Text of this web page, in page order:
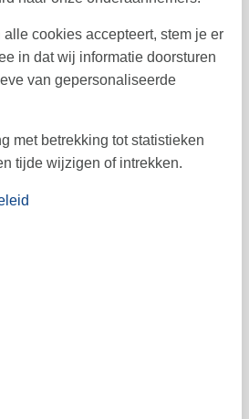
16 17 18 19 20
23 24 25 26
cookies accepteert, stem je er
in dat wij informatie doorsturen
van gepersonaliseerde
met betrekking tot statistieken
tijde wijzigen of intrekken.